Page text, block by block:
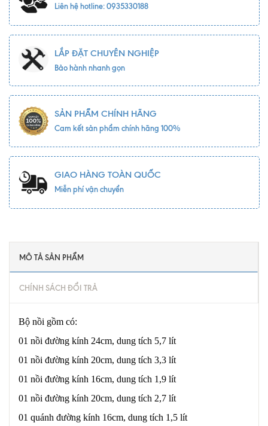
Liên hệ hotline: 0935330188
LẮP ĐẶT CHUYÊN NGHIỆP
Bảo hành nhanh gọn
SẢN PHẨM CHÍNH HÃNG
Cam kết sản phẩm chính hãng 100%
GIAO HÀNG TOÀN QUỐC
Miễn phí vận chuyển
MÔ TẢ SẢN PHẨM
CHÍNH SÁCH ĐỔI TRẢ
Bộ nồi gồm có:
01 nồi đường kính 24cm, dung tích 5,7 lít
01 nồi đường kính 20cm, dung tích 3,3 lít
01 nồi đường kính 16cm, dung tích 1,9 lít
01 nồi đường kính 20cm, dung tích 2,7 lít
01 quánh đường kính 16cm, dung tích 1,5 lít